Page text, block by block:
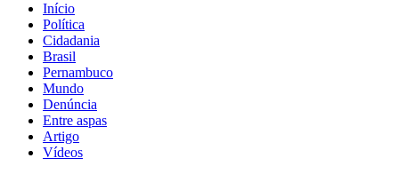
Início
Política
Cidadania
Brasil
Pernambuco
Mundo
Denúncia
Entre aspas
Artigo
Vídeos